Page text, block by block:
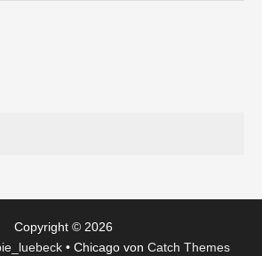
Copyright © 2026
• Chicago von Catch Themes